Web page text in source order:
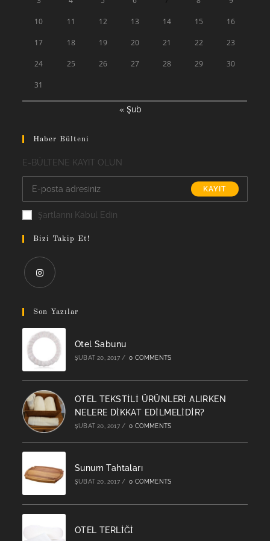
10 11 12 13 14 15 16
17 18 19 20 21 22 23
24 25 26 27 28 29 30
31
« Şub
Haber Bülteni
E-BÜLTENE KAYIT OLUN
KAYIT
Şartlarını Kabul Edin
Bizi Takip Et!
in
new
tab
Son Yazılar
Otel Sabunu
ŞUBAT 20, 2017 / 0 COMMENTS
OTEL TEKSTİLİ ÜRÜNLERİ ALIRKEN
NELERE DİKKAT EDİLMELİDİR?
ŞUBAT 20, 2017 / 0 COMMENTS
Sunum Tahtaları
ŞUBAT 20, 2017 / 0 COMMENTS
OTEL TERLİĞİ